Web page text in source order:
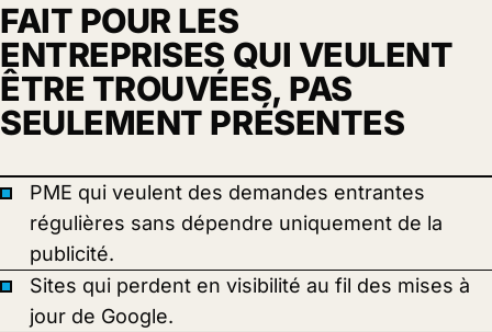
FAIT POUR LES
ENTREPRISES QUI VEULENT
ÊTRE TROUVÉES, PAS
SEULEMENT PRÉSENTES
PME qui veulent des demandes entrantes
régulières sans dépendre uniquement de la
publicité.
Sites qui perdent en visibilité au fil des mises à
jour de Google.